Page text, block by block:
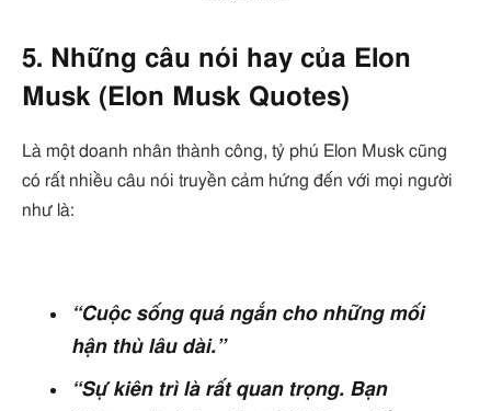
5. Những câu nói hay của Elon
Musk (Elon Musk Quotes)
Là một doanh nhân thành công, tỷ phú Elon Musk cũng
có rất nhiều câu nói truyền cảm hứng đến với mọi người
như là:
“Cuộc sống quá ngắn cho những mối
hận thù lâu dài.”
“Sự kiên trì là rất quan trọng. Bạn